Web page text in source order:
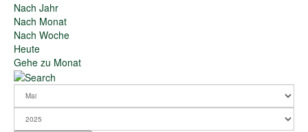
Nach Jahr
Nach Monat
Nach Woche
Heute
Gehe zu Monat